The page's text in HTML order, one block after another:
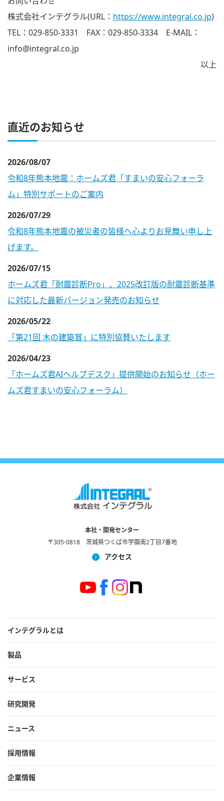
株式会社インテグラル(URL： https://www.integral.co.jp)
TEL：029-850-3331 FAX：029-850-3334 E-MAIL：
info@integral.co.jp
以上
直近のお知らせ
2026/08/07
令和8年熊本地震：ホームズ君「すまいの安心フォーラ
ム」特別サポートのご案内
2026/07/29
令和8年熊本地震の被災者の皆様へ心よりお見舞い申し上
げます。
2026/07/15
ホームズ君「耐震診断Pro」、2025改訂版の耐震診断基準
に対応した最新バージョン発売のお知らせ
2026/05/22
「第21回 木の建築賞」に特別協賛いたします
2026/04/23
「ホームズ君AIヘルプデスク」提供開始のお知らせ（ホー
ムズ君すまいの安心フォーラム）
本社・開発センター
〒305-0818 茨城県つくば市学園南2丁目7番地
アクセス
インテグラルとは
製品
サービス
研究開発
ニュース
採用情報
企業情報